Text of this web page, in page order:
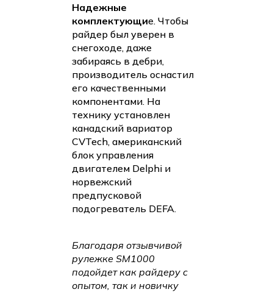
Надежные
комплектующие. Чтобы
райдер был уверен в
снегоходе, даже
забираясь в дебри,
производитель оснастил
его качественными
компонентами. На
технику установлен
канадский вариатор
CVTech, американский
блок управления
двигателем Delphi и
норвежский
предпусковой
подогреватель DEFA.
Благодаря отзывчивой
рулежке SM1000
подойдет как райдеру с
опытом, так и новичку